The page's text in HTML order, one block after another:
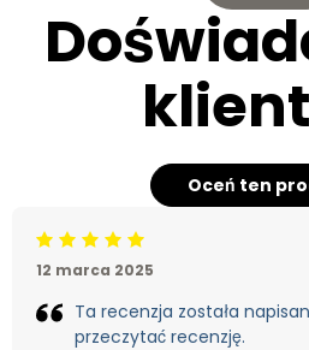
Oceń ten
Beoordeling: 5/5
12 marca 2025
Ta recenzja została
przeczytać recenzję.